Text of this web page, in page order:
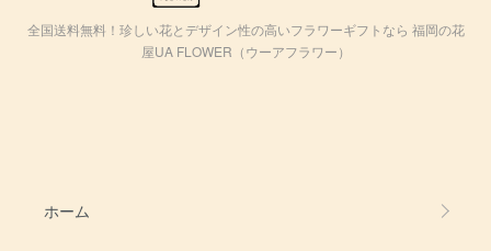
全国送料無料！珍しい花とデザイン性の高いフラワーギフトなら 福岡の花
屋UA FLOWER（ウーアフラワー）
ホーム